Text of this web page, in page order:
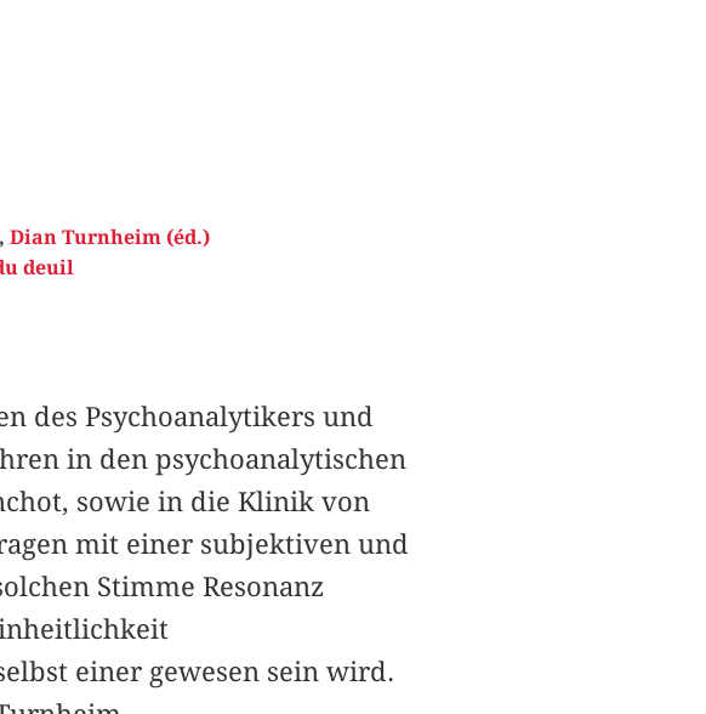
Dian Turnheim (éd.)
deuil
des Psychoanalytikers und
in den psychoanalytischen
sowie in die Klinik von
mit einer subjektiven und
Stimme Resonanz
einer gewesen sein wird.